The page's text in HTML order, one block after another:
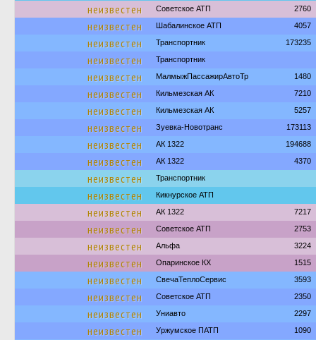
неизвестен Советское АТП 2760
неизвестен Шабалинское АТП 4057
неизвестен Транспортник 173235
неизвестен Транспортник
неизвестен МалмыжПассажирАвтоТр 1480
неизвестен Кильмезская АК 7210
неизвестен Кильмезская АК 5257
неизвестен Зуевка-Новотранс 173113
неизвестен АК 1322 194688
неизвестен АК 1322 4370
неизвестен Транспортник
неизвестен Кикнурское АТП
неизвестен АК 1322 7217
неизвестен Советское АТП 2753
неизвестен Альфа 3224
неизвестен Опаринское КХ 1515
неизвестен СвечаТеплоСервис 3593
неизвестен Советское АТП 2350
неизвестен Униавто 2297
неизвестен Уржумское ПАТП 1090